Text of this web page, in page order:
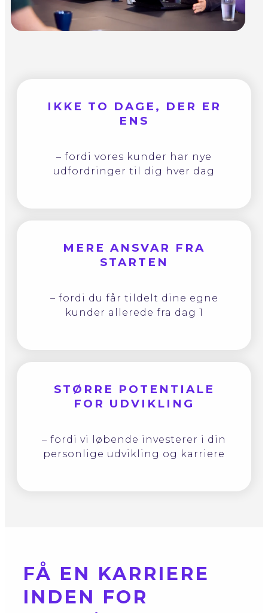
IKKE TO DAGE, DER ER
ENS
– fordi vores kunder har nye
udfordringer til dig hver dag
MERE ANSVAR FRA
STARTEN
– fordi du får tildelt dine egne
kunder allerede fra dag 1
STØRRE POTENTIALE
FOR UDVIKLING
– fordi vi løbende investerer i din
personlige udvikling og karriere
FÅ EN KARRIERE
INDEN FOR